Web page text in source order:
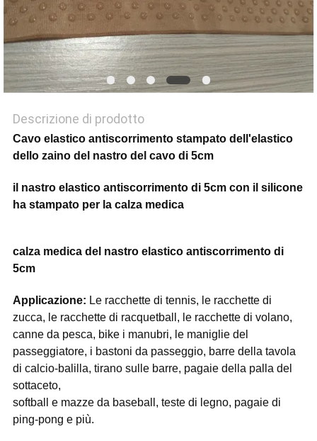
PRIVACY
Descrizione di prodotto
Cavo elastico antiscorrimento stampato dell'elastico
dello zaino del nastro del cavo di 5cm
il nastro elastico antiscorrimento di 5cm con il silicone
ha stampato per la calza medica
calza medica del nastro elastico antiscorrimento di
5cm
Applicazione: Le racchette di tennis, le racchette di
zucca, le racchette di racquetball, le racchette di volano,
canne da pesca, bike i manubri, le maniglie del
passeggiatore, i bastoni da passeggio, barre della tavola
di calcio-balilla, tirano sulle barre, pagaie della palla del
sottaceto,
softball e mazze da baseball, teste di legno, pagaie di
ping-pong e più.